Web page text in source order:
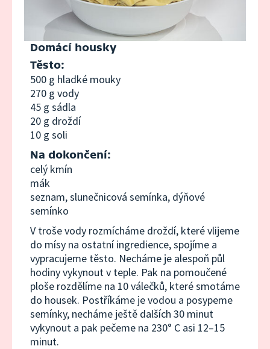
Domácí housky
Těsto:
500 g hladké mouky
270 g vody
45 g sádla
20 g droždí
10 g soli
Na dokončení:
celý kmín
mák
seznam, slunečnicová semínka, dýňové
semínko
V troše vody rozmícháme droždí, které vlijeme
do mísy na ostatní ingredience, spojíme a
vypracujeme těsto. Necháme je alespoň půl
hodiny vykynout v teple. Pak na pomoučené
ploše rozdělíme na 10 válečků, které smotáme
do housek. Postříkáme je vodou a posypeme
semínky, necháme ještě dalších 30 minut
vykynout a pak pečeme na 230° C asi 12–15
minut.